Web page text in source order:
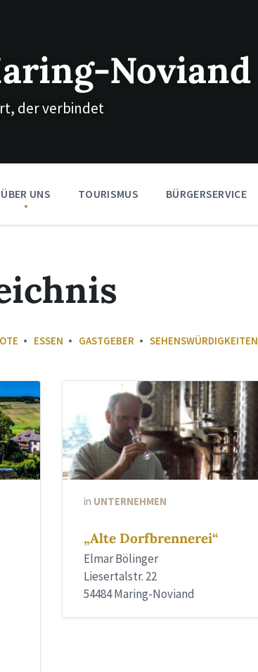
Noviand
der verbindet
ÜBER UNS TOURISMUS BÜRGERSERVICE
ESSEN GASTGEBER SEHENSWÜRDIGKEITEN
in UNTERNEHMEN
„Alte Dorfbrennerei“
Elmar Bölinger
Liesertalstr. 22
54484 Maring-Noviand